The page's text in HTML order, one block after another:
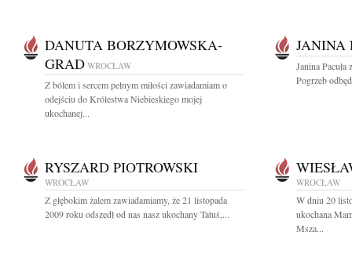
DANUTA BORZYMOWSKA-
GRAD WROCŁAW
Z bólem i sercem pełnym miłości zawiadamiam o
odejściu do Królestwa Niebieskiego mojej
ukochanej...
JANINA
Janina
Pogrzeb
RYSZARD PIOTROWSKI
WROCŁAW
Z głębokim żalem zawiadamiamy, że 21 listopada
2009 roku odszedł od nas nasz ukochany Tatuś,...
WROCŁAW
W dniu 20
ukochana
Msza...